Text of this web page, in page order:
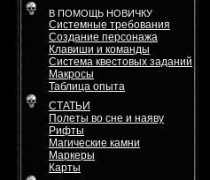
В ПОМОЩЬ НОВИЧКУ
Системные требования
Создание персонажа
Клавиши и команды
Система квестовых заданий
Макросы
Таблица опыта
СТАТЬИ
Полеты во сне и наяву
Рифты
Магические камни
Маркеры
Карты